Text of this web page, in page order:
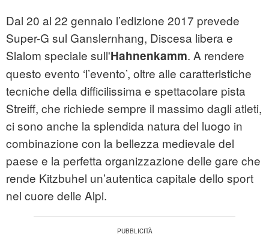
Dal 20 al 22 gennaio l’edizione 2017 prevede
Super-G sul Ganslernhang, Discesa libera e
Slalom speciale sull'Hahnenkamm. A rendere
questo evento ‘l’evento’, oltre alle caratteristiche
tecniche della difficilissima e spettacolare pista
Streiff, che richiede sempre il massimo dagli atleti,
ci sono anche la splendida natura del luogo in
combinazione con la bellezza medievale del
paese e la perfetta organizzazione delle gare che
rende Kitzbuhel un’autentica capitale dello sport
nel cuore delle Alpi.